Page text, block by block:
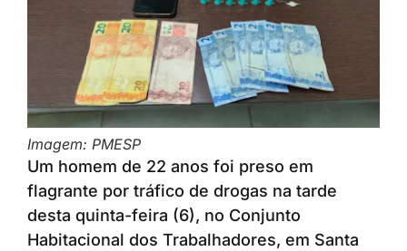
Imagem: PMESP
Um homem de 22 anos foi preso em
flagrante por tráfico de drogas na tarde
desta quinta-feira (6), no Conjunto
Habitacional dos Trabalhadores, em Santa